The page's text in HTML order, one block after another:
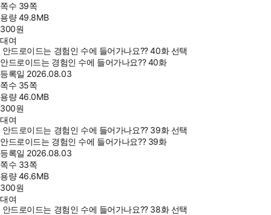
쪽수 39쪽
용량49.8MB
300원
대여
안드로이드는 경험인 수에 들어가나요?? 40화 선택
안드로이드는 경험인 수에 들어가나요?? 40화
등록일 2026.08.03
쪽수 35쪽
용량46.0MB
300원
대여
안드로이드는 경험인 수에 들어가나요?? 39화 선택
안드로이드는 경험인 수에 들어가나요?? 39화
등록일 2026.08.03
쪽수 33쪽
용량46.6MB
300원
대여
안드로이드는 경험인 수에 들어가나요?? 38화 선택